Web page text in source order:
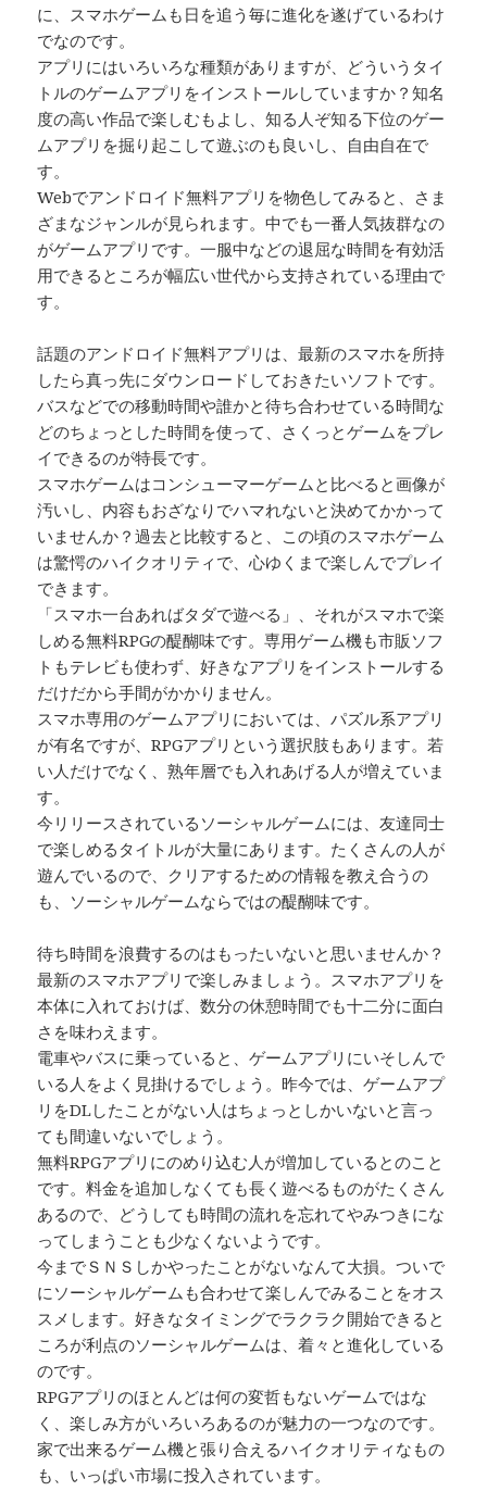
に、スマホゲームも日を追う毎に進化を遂げているわけ
でなのです。
アプリにはいろいろな種類がありますが、どういうタイ
トルのゲームアプリをインストールしていますか？知名
度の高い作品で楽しむもよし、知る人ぞ知る下位のゲー
ムアプリを掘り起こして遊ぶのも良いし、自由自在で
す。
Webでアンドロイド無料アプリを物色してみると、さま
ざまなジャンルが見られます。中でも一番人気抜群なの
がゲームアプリです。一服中などの退屈な時間を有効活
用できるところが幅広い世代から支持されている理由で
す。
話題のアンドロイド無料アプリは、最新のスマホを所持
したら真っ先にダウンロードしておきたいソフトです。
バスなどでの移動時間や誰かと待ち合わせている時間な
どのちょっとした時間を使って、さくっとゲームをプレ
イできるのが特長です。
スマホゲームはコンシューマーゲームと比べると画像が
汚いし、内容もおざなりでハマれないと決めてかかって
いませんか？過去と比較すると、この頃のスマホゲーム
は驚愕のハイクオリティで、心ゆくまで楽しんでプレイ
できます。
「スマホ一台あればタダで遊べる」、それがスマホで楽
しめる無料RPGの醍醐味です。専用ゲーム機も市販ソフ
トもテレビも使わず、好きなアプリをインストールする
だけだから手間がかかりません。
スマホ専用のゲームアプリにおいては、パズル系アプリ
が有名ですが、RPGアプリという選択肢もあります。若
い人だけでなく、熟年層でも入れあげる人が増えていま
す。
今リリースされているソーシャルゲームには、友達同士
で楽しめるタイトルが大量にあります。たくさんの人が
遊んでいるので、クリアするための情報を教え合うの
も、ソーシャルゲームならではの醍醐味です。
待ち時間を浪費するのはもったいないと思いませんか？
最新のスマホアプリで楽しみましょう。スマホアプリを
本体に入れておけば、数分の休憩時間でも十二分に面白
さを味わえます。
電車やバスに乗っていると、ゲームアプリにいそしんで
いる人をよく見掛けるでしょう。昨今では、ゲームアプ
リをDLしたことがない人はちょっとしかいないと言っ
ても間違いないでしょう。
無料RPGアプリにのめり込む人が増加しているとのこと
です。料金を追加しなくても長く遊べるものがたくさん
あるので、どうしても時間の流れを忘れてやみつきにな
ってしまうことも少なくないようです。
今までＳＮＳしかやったことがないなんて大損。ついで
にソーシャルゲームも合わせて楽しんでみることをオス
スメします。好きなタイミングでラクラク開始できると
ころが利点のソーシャルゲームは、着々と進化している
のです。
RPGアプリのほとんどは何の変哲もないゲームではな
く、楽しみ方がいろいろあるのが魅力の一つなのです。
家で出来るゲーム機と張り合えるハイクオリティなもの
も、いっぱい市場に投入されています。